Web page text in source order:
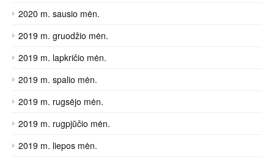
2020 m. sausio mėn.
2019 m. gruodžio mėn.
2019 m. lapkričio mėn.
2019 m. spalio mėn.
2019 m. rugsėjo mėn.
2019 m. rugpjūčio mėn.
2019 m. liepos mėn.